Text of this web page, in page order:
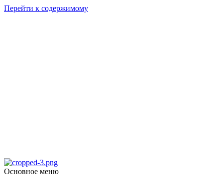
Перейти к содержимому
Основное меню